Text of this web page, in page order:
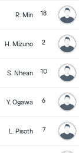
18
R. Min
2
H. Mizuno
10
S. Nhean
6
Y. Ogawa
7
L. Pisoth